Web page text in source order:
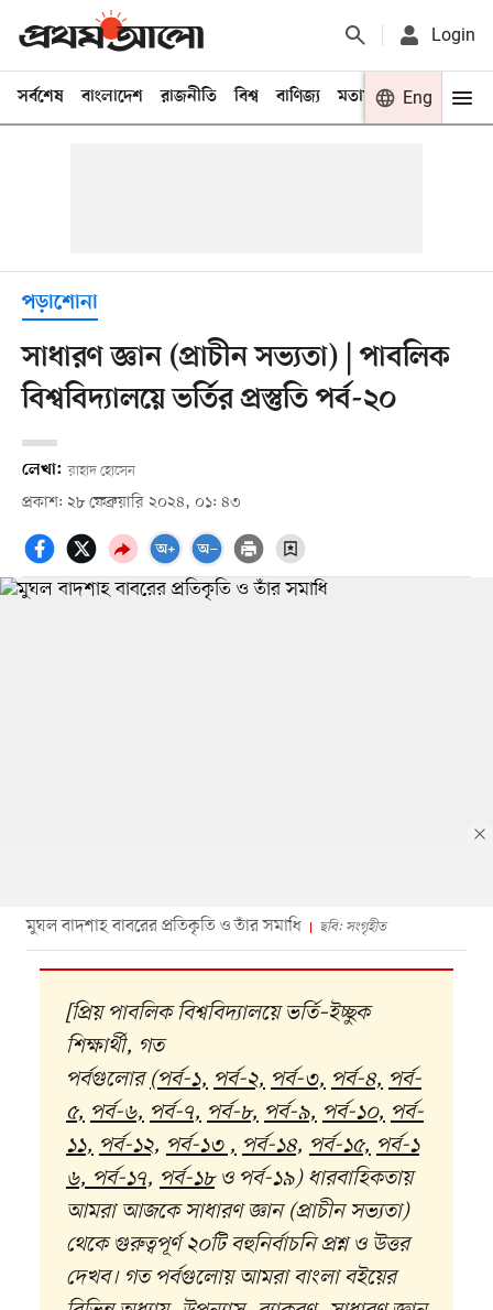
Login
সর্বশেষ বাংলাদেশ রাজনীতি বিশ্ব বাণিজ্য মতামত খেলা
Eng
পড়াশোনা
সাধারণ জ্ঞান (প্রাচীন সভ্যতা) | পাবলিক
বিশ্ববিদ্যালয়ে ভর্তির প্রস্তুতি পর্ব-২০
লেখা: রাহাদ হোসেন
প্রকাশ: ২৮ ফেব্রুয়ারি ২০২৪, ০১: ৪৩
মুঘল বাদশাহ বাবরের প্রতিকৃতি ও তাঁর সমাধি ছবি: সংগৃহীত
[প্রিয় পাবলিক বিশ্ববিদ্যালয়ে ভর্তি–ইচ্ছুক
শিক্ষার্থী, গত
পর্বগুলোর(পর্ব-১, পর্ব-২, পর্ব-৩, পর্ব-৪, পর্ব-
৫, পর্ব-৬, পর্ব-৭, পর্ব-৮, পর্ব-৯, পর্ব-১০, পর্ব-
১১, পর্ব-১২, পর্ব-১৩, পর্ব-১৪, পর্ব-১৫, পর্ব-১
৬, পর্ব-১৭, পর্ব-১৮ওপর্ব-১৯) ধারবাহিকতায়
আমরা আজকে সাধারণ জ্ঞান (প্রাচীন সভ্যতা)
থেকে গুরুত্বপূর্ণ ২০টি বহুনির্বাচনি প্রশ্ন ও উত্তর
দেখব। গত পর্বগুলোয় আমরা বাংলা বইয়ের